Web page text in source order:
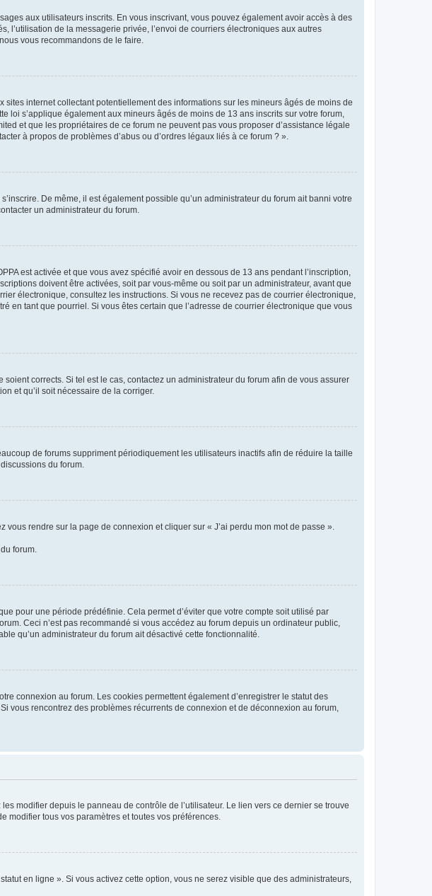
aux utilisateurs inscrits. En vous inscrivant, vous pouvez également avoir accès à des
l’utilisation de la messagerie privée, l’envoi de courriers électroniques aux autres
vous recommandons de le faire.
internet collectant potentiellement des informations sur les mineurs âgés de moins de
s’applique également aux mineurs âgés de moins de 13 ans inscrits sur votre forum,
et que les propriétaires de ce forum ne peuvent pas vous proposer d’assistance légale
à propos de problèmes d’abus ou d’ordres légaux liés à ce forum ? ».
De même, il est également possible qu’un administrateur du forum ait banni votre
un administrateur du forum.
est activée et que vous avez spécifié avoir en dessous de 13 ans pendant l’inscription,
doivent être activées, soit par vous-même ou soit par un administrateur, avant que
électronique, consultez les instructions. Si vous ne recevez pas de courrier électronique,
en tant que pourriel. Si vous êtes certain que l’adresse de courrier électronique que vous
corrects. Si tel est le cas, contactez un administrateur du forum afin de vous assurer
et qu’il soit nécessaire de la corriger.
de forums suppriment périodiquement les utilisateurs inactifs afin de réduire la taille
du forum.
rendre sur la page de connexion et cliquer sur « J’ai perdu mon mot de passe ».
forum.
pour une période prédéfinie. Cela permet d’éviter que votre compte soit utilisé par
Ceci n’est pas recommandé si vous accédez au forum depuis un ordinateur public,
qu’un administrateur du forum ait désactivé cette fonctionnalité.
connexion au forum. Les cookies permettent également d’enregistrer le statut des
vous rencontrez des problèmes récurrents de connexion et de déconnexion au forum,
modifier depuis le panneau de contrôle de l’utilisateur. Le lien vers ce dernier se trouve
modifier tous vos paramètres et toutes vos préférences.
en ligne ». Si vous activez cette option, vous ne serez visible que des administrateurs,